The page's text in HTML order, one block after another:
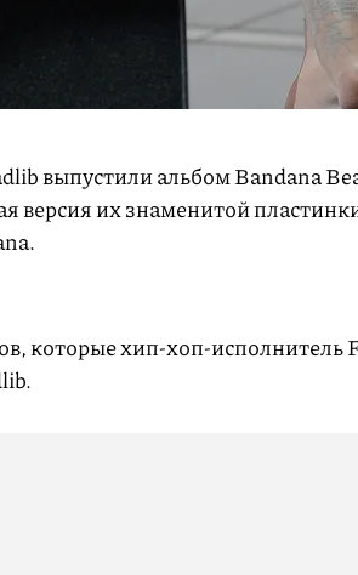
выпустили альбом Bandana
версия их знаменитой
которые хип-хоп-исполнитель